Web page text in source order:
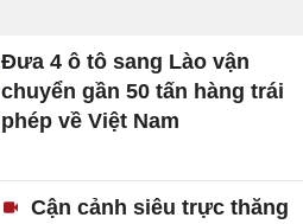
Đưa 4 ô tô sang Lào vận
chuyển gần 50 tấn hàng trái
phép về Việt Nam
Cận cảnh siêu trực thăng